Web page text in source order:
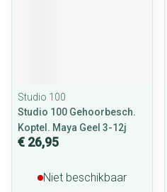
Studio 100
Studio 100 Gehoorbesch.
Koptel. Maya Geel 3-12j
€ 26,95
Niet beschikbaar